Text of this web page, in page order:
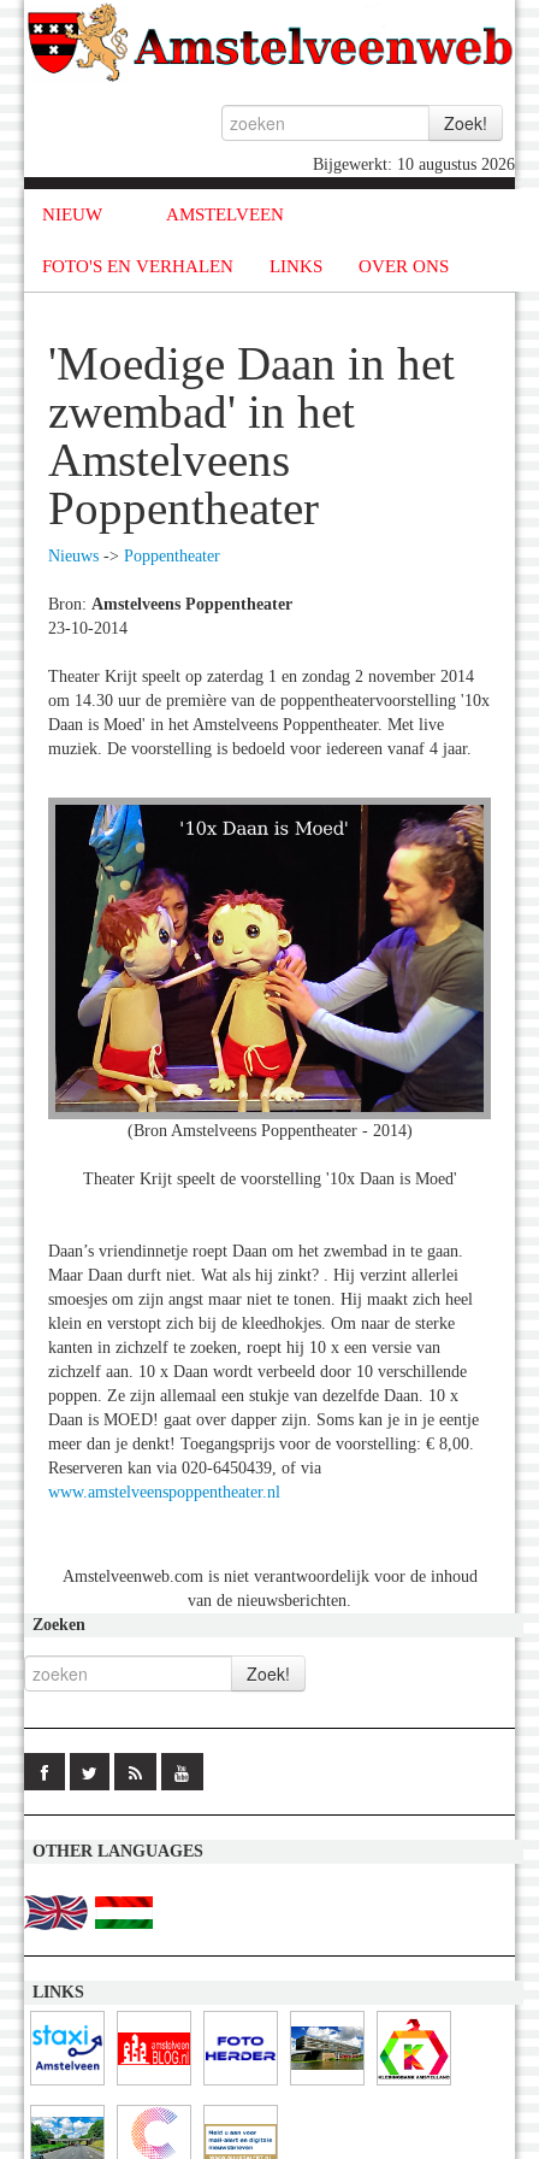
Bijgewerkt: 10 augustus 2026
NIEUW AMSTELVEEN
FOTO'S EN VERHALEN LINKS OVER ONS
'Moedige Daan in het
zwembad' in het
Amstelveens
Poppentheater
Nieuws -> Poppentheater
Bron: Amstelveens Poppentheater
23-10-2014
Theater Krijt speelt op zaterdag 1 en zondag 2 november 2014
om 14.30 uur de première van de poppentheatervoorstelling '10x
Daan is Moed' in het Amstelveens Poppentheater. Met live
muziek. De voorstelling is bedoeld voor iedereen vanaf 4 jaar.
(Bron Amstelveens Poppentheater - 2014)
Theater Krijt speelt de voorstelling '10x Daan is Moed'
Daan’s vriendinnetje roept Daan om het zwembad in te gaan.
Maar Daan durft niet. Wat als hij zinkt? . Hij verzint allerlei
smoesjes om zijn angst maar niet te tonen. Hij maakt zich heel
klein en verstopt zich bij de kleedhokjes. Om naar de sterke
kanten in zichzelf te zoeken, roept hij 10 x een versie van
zichzelf aan. 10 x Daan wordt verbeeld door 10 verschillende
poppen. Ze zijn allemaal een stukje van dezelfde Daan. 10 x
Daan is MOED! gaat over dapper zijn. Soms kan je in je eentje
meer dan je denkt! Toegangsprijs voor de voorstelling: € 8,00.
Reserveren kan via 020-6450439, of via
www.amstelveenspoppentheater.nl
Amstelveenweb.com is niet verantwoordelijk voor de inhoud
van de nieuwsberichten.
Zoeken
OTHER LANGUAGES
LINKS